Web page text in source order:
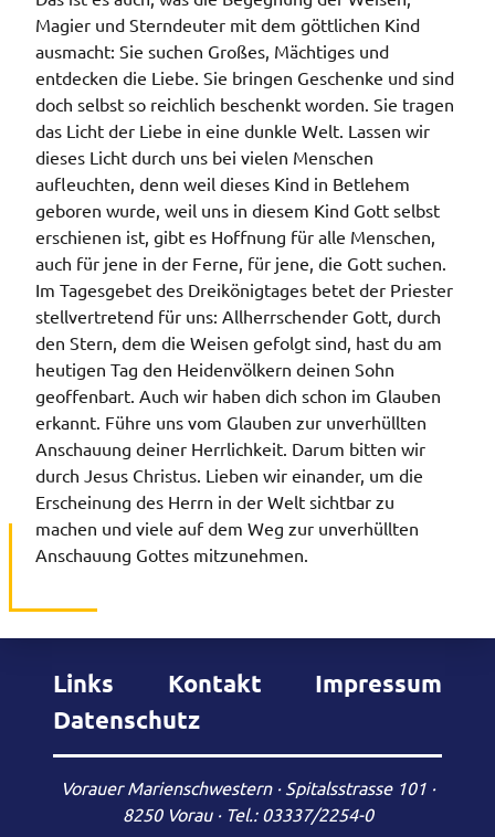
Magier und Sterndeuter mit dem göttlichen Kind
ausmacht: Sie suchen Großes, Mächtiges und
entdecken die Liebe. Sie bringen Geschenke und sind
doch selbst so reichlich beschenkt worden. Sie tragen
das Licht der Liebe in eine dunkle Welt. Lassen wir
dieses Licht durch uns bei vielen Menschen
aufleuchten, denn weil dieses Kind in Betlehem
geboren wurde, weil uns in diesem Kind Gott selbst
erschienen ist, gibt es Hoffnung für alle Menschen,
auch für jene in der Ferne, für jene, die Gott suchen.
Im Tagesgebet des Dreikönigtages betet der Priester
stellvertretend für uns: Allherrschender Gott, durch
den Stern, dem die Weisen gefolgt sind, hast du am
heutigen Tag den Heidenvölkern deinen Sohn
geoffenbart. Auch wir haben dich schon im Glauben
erkannt. Führe uns vom Glauben zur unverhüllten
Anschauung deiner Herrlichkeit. Darum bitten wir
durch Jesus Christus. Lieben wir einander, um die
Erscheinung des Herrn in der Welt sichtbar zu
machen und viele auf dem Weg zur unverhüllten
Anschauung Gottes mitzunehmen.
Links Kontakt
Impressum
Datenschutz
Vorauer Marienschwestern · Spitalsstrasse 101 ·
8250 Vorau · Tel.: 03337/2254-0